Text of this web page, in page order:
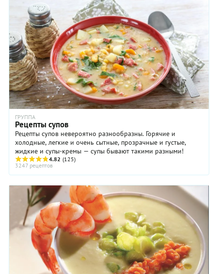
ГРУППА
Рецепты супов
Рецепты супов невероятно разнообразны. Горячие и
холодные, легкие и очень сытные, прозрачные и густые,
жидкие и супы-кремы — супы бывают такими разными!
4.82 (125)
3247 рецептов